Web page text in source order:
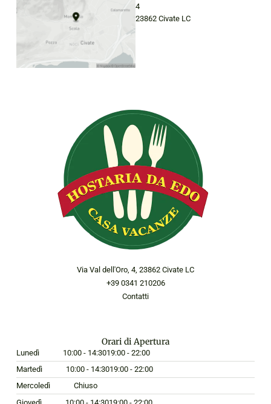
4
23862 Civate LC
Via Val dell'Oro, 4, 23862 Civate LC
+39 0341 210206
Contatti
Orari di Apertura
Lunedì 10:00 - 14:3019:00 - 22:00
Martedì
10:00 - 14:3019:00 - 22:00
Mercoledì
Chiuso